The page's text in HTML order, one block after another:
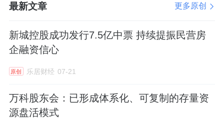
最新文章 更多原创
新城控股成功发行7.5亿中票 持续提振民营房
企融资信心
原创 乐居财经 07-21
万科股东会：已形成体系化、可复制的存量资
源盘活模式